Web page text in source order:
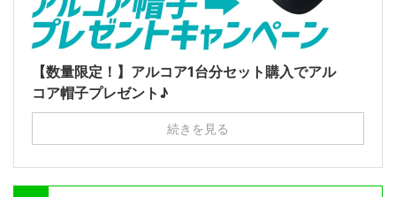
【数量限定！】アルコア1台分セット購入でアル
コア帽子プレゼント♪
続きを見る